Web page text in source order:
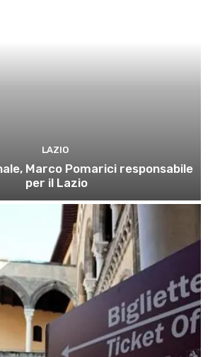
LAZIO
Marco Pomarici responsabile
per il Lazio